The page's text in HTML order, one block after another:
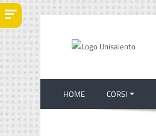
Vai al contenuto principale
HOME CORSI